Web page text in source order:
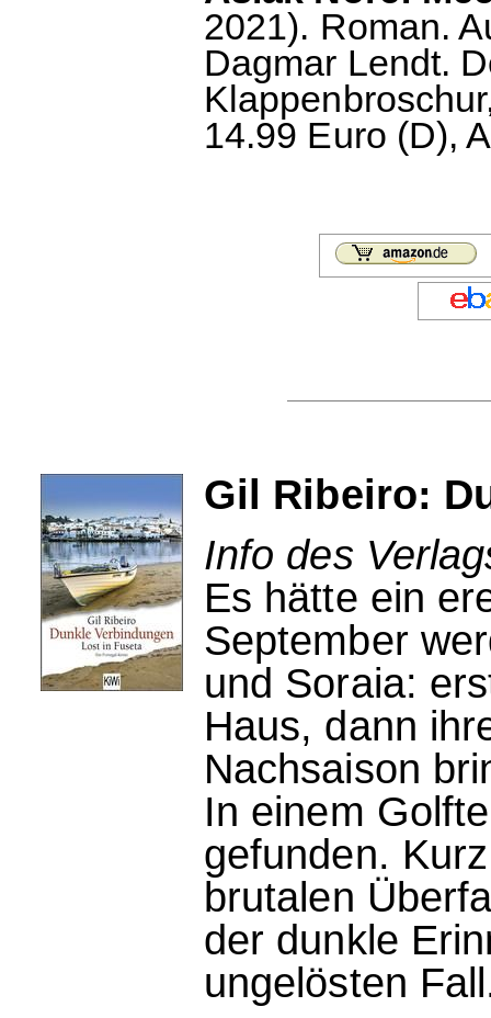
2021). Roman.
Dagmar Lendt.
14.99 Euro (D),
Gil Ribeiro:
Info des
Es hätte ein
September
und Soraia:
Haus, dann
Nachsaison
In einem
gefunden.
brutalen
der dunkle
ungelösten